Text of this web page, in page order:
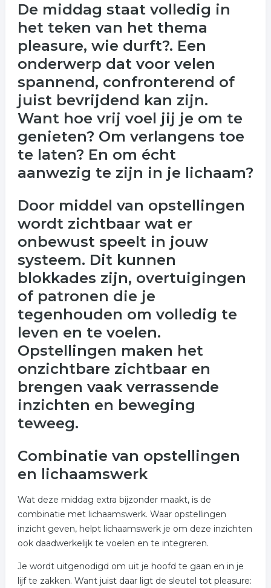
De middag staat volledig in
het teken van het thema
pleasure, wie durft?. Een
onderwerp dat voor velen
spannend, confronterend of
juist bevrijdend kan zijn.
Want hoe vrij voel jij je om te
genieten? Om verlangens toe
te laten? En om écht
aanwezig te zijn in je lichaam?
Door middel van opstellingen
wordt zichtbaar wat er
onbewust speelt in jouw
systeem. Dit kunnen
blokkades zijn, overtuigingen
of patronen die je
tegenhouden om volledig te
leven en te voelen.
Opstellingen maken het
onzichtbare zichtbaar en
brengen vaak verrassende
inzichten en beweging
teweeg.
Combinatie van opstellingen
en lichaamswerk
Wat deze middag extra bijzonder maakt, is de
combinatie met lichaamswerk. Waar opstellingen
inzicht geven, helpt lichaamswerk je om deze inzichten
ook daadwerkelijk te voelen en te integreren.
Je wordt uitgenodigd om uit je hoofd te gaan en in je
lijf te zakken. Want juist daar ligt de sleutel tot pleasure: